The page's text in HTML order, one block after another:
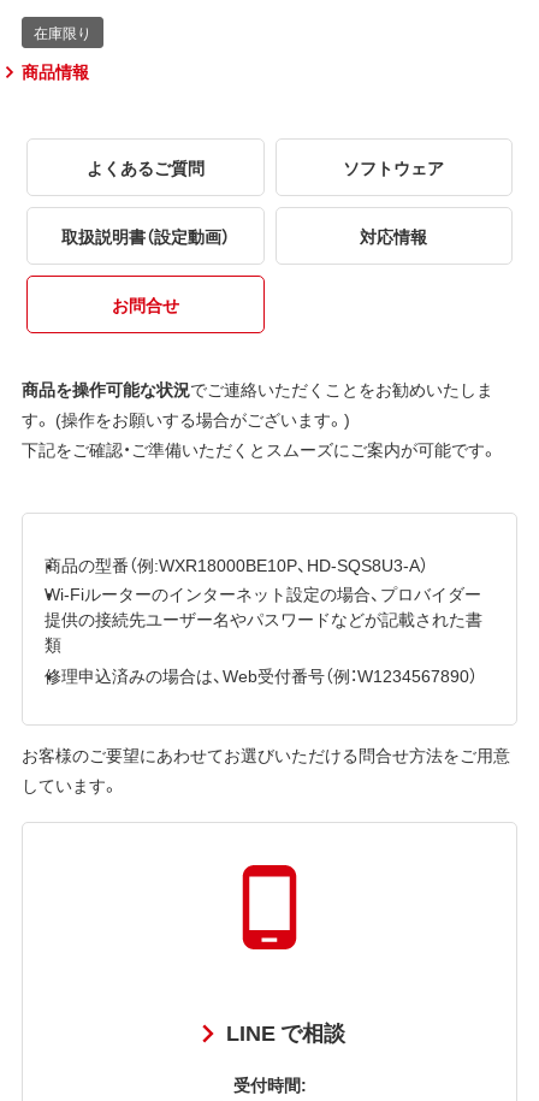
商品情報
よくあるご質問 ソフトウェア
取扱説明書（設定動画） 対応情報
お問合せ
商品を操作可能な状況でご連絡いただくことをお勧めいたしま
す。 (操作をお願いする場合がございます。)
下記をご確認・ご準備いただくとスムーズにご案内が可能です。
商品の型番（例:WXR18000BE10P、HD-SQS8U3-A）
Wi-Fiルーターのインターネット設定の場合、プロバイダー
提供の接続先ユーザー名やパスワードなどが記載された書
類
修理申込済みの場合は、Web受付番号（例：W1234567890）
お客様のご要望にあわせてお選びいただける問合せ方法をご用意
しています。
LINE で相談
受付時間: